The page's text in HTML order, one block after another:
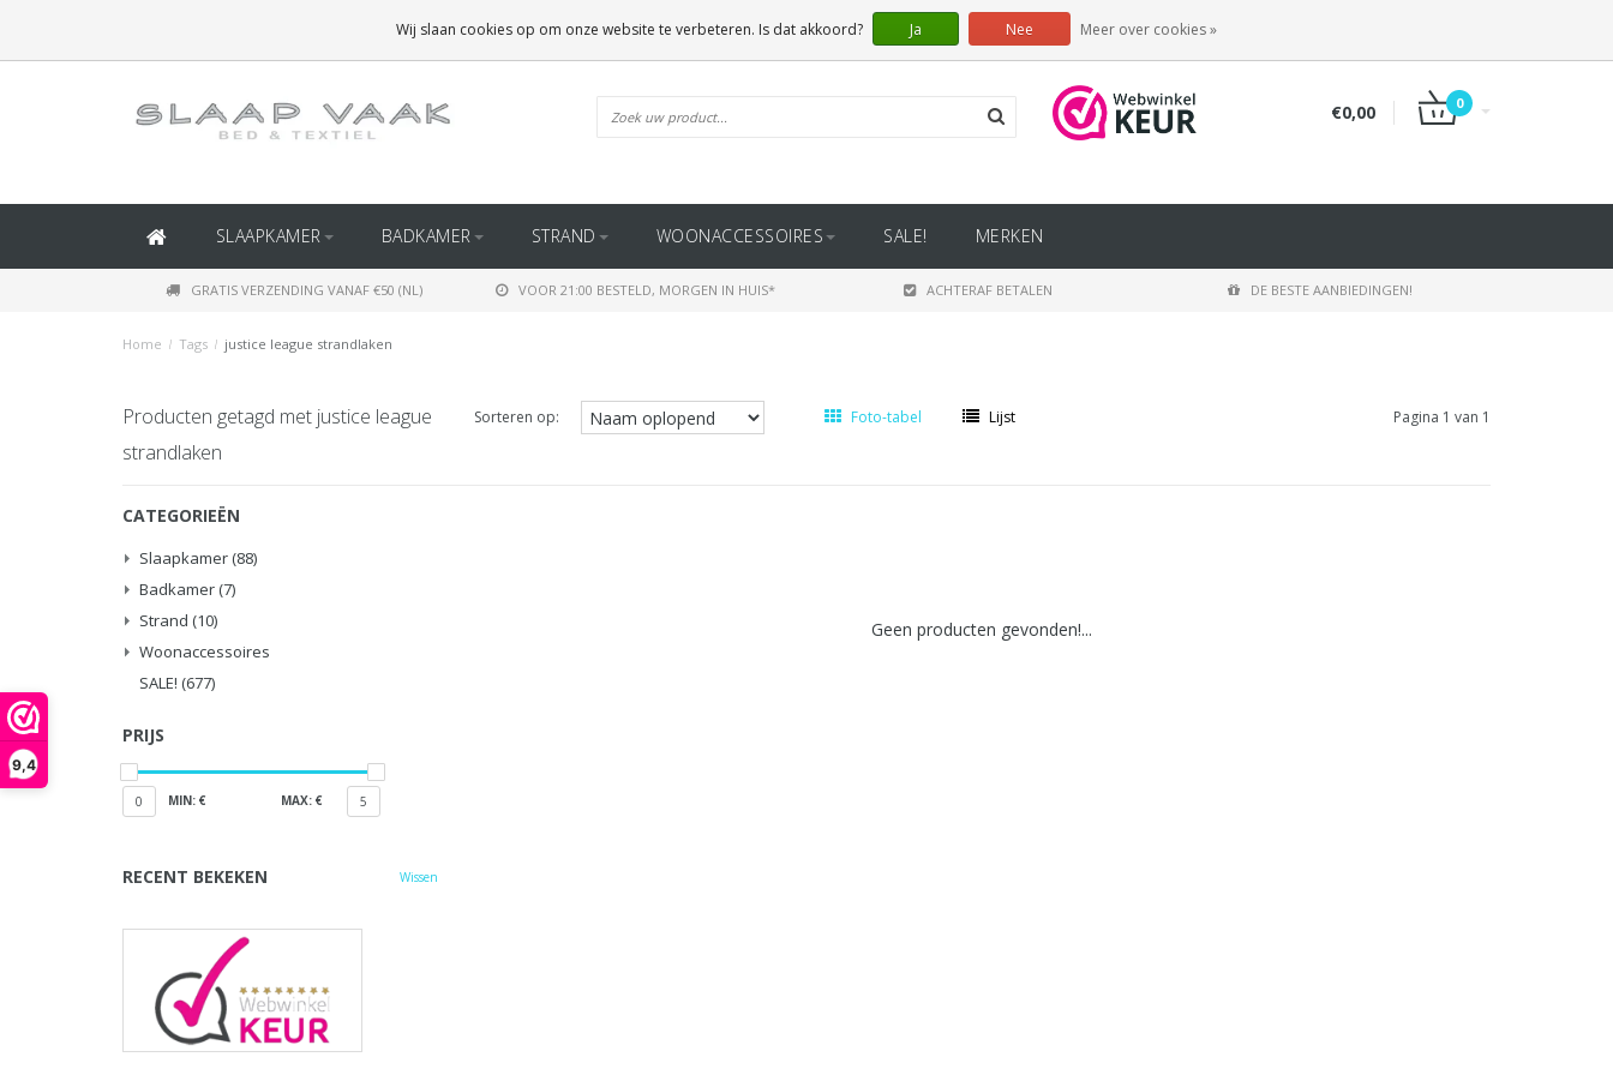
9,4
(BINNEN BELGIË)
€0,00 0
SLAAPKAMER BADKAMER STRAND WOONACCESSOIRES SALE! MERKEN
GRATIS VERZENDING VANAF €50 (NL) VOOR 21:00 BESTELD, MORGEN IN HUIS* ACHTERAF BETALEN DE BESTE AANBIEDINGEN!
Home / Tags / justice league strandlaken
Producten getagd met justice league
strandlaken
Sorteren op: Foto-tabel Lijst Pagina 1 van 1
CATEGORIEËN
Slaapkamer (88)
Badkamer (7)
Strand (10)
Woonaccessoires
SALE! (677)
PRIJS
0 MIN: € MAX: € 5
RECENT BEKEKEN Wissen
Geen producten gevonden!...
Wij slaan cookies op om onze website te verbeteren. Is dat akkoord? Ja Nee Meer over cookies »